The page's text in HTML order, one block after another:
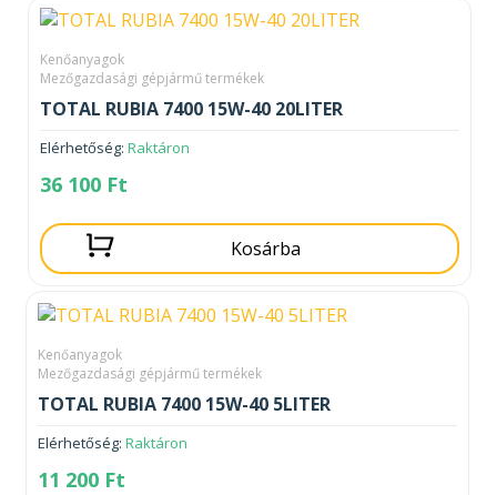
Kenőanyagok
Mezőgazdasági gépjármű termékek
TOTAL RUBIA 7400 15W-40 20LITER
Elérhetőség: Raktáron
36 100 Ft
Kosárba
Kenőanyagok
Mezőgazdasági gépjármű termékek
TOTAL RUBIA 7400 15W-40 5LITER
Elérhetőség: Raktáron
11 200 Ft